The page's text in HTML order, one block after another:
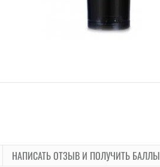
НАПИСАТЬ ОТЗЫВ И ПОЛУЧИТЬ БАЛЛЫ